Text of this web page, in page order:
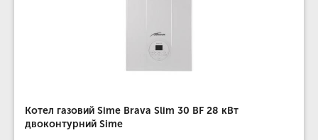
Котел газовий Sime Brava Slim 30 BF 28 кВт
двоконтурний Sime